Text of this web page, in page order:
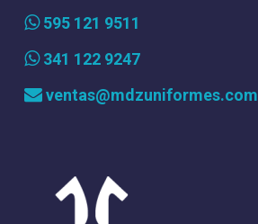
595 121 9511
341 122 9247
ventas@mdzuniformes.com